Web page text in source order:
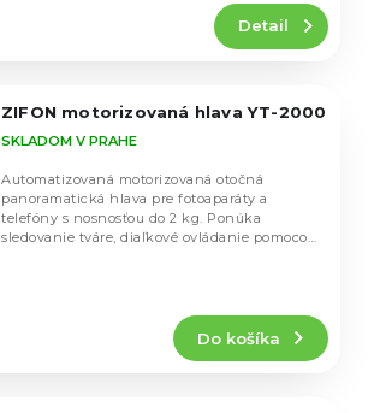
Detail
ZIFON motorizovaná hlava YT-2000
SKLADOM V PRAHE
Do košíka
Automatizovaná motorizovaná otočná
panoramatická hlava pre fotoaparáty a
telefóny s nosnosťou do 2 kg. Ponúka
sledovanie tváre, diaľkové ovládanie pomocou